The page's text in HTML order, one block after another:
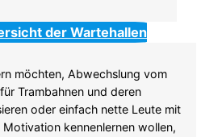
der Wartehallen
möchten, Abwechslung vom
Trambahnen und deren
oder einfach nette Leute mit
Motivation kennenlernen wollen,